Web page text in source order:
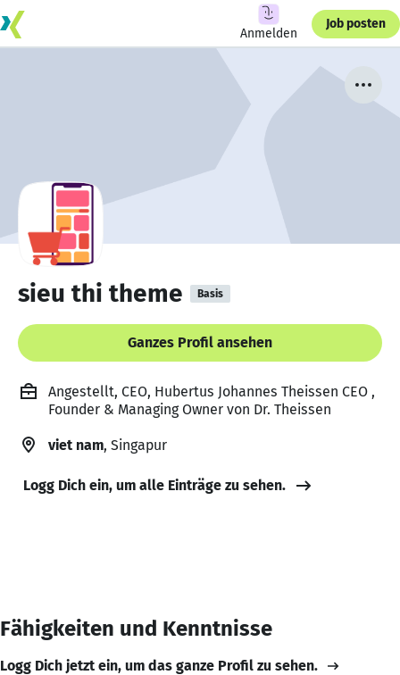
Anmelden
Job posten
sieu thi theme Basis
Ganzes Profil ansehen
Angestellt, CEO, Hubertus Johannes Theissen CEO ,
Founder & Managing Owner von Dr. Theissen
viet nam, Singapur
Logg Dich ein, um alle Einträge zu sehen.
Fähigkeiten und Kenntnisse
Logg Dich jetzt ein, um das ganze Profil zu sehen.